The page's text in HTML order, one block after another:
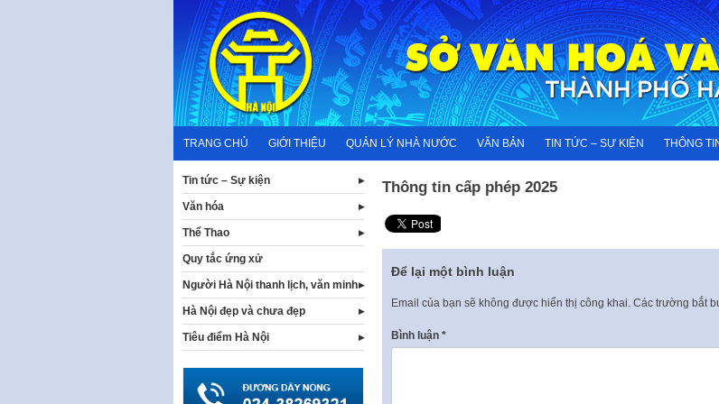
content
TRANG CHỦ GIỚI THIỆU QUẢN LÝ NHÀ NƯỚC VĂN BẢN TIN TỨC – SỰ KIỆN THÔNG
Thông tin cấp phép 2025
Để lại một bình luận
Email của bạn sẽ không được hiển thị công khai. Các trường bắt
Bình luận *
Tin tức – Sự kiện
Văn hóa
Thể Thao
Quy tắc ứng xử
Người Hà Nội thanh lịch, văn minh
Hà Nội đẹp và chưa đẹp
Tiêu điểm Hà Nội